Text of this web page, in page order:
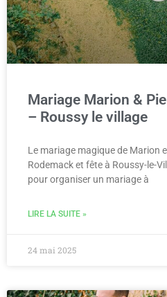
Mariage Marion &
– Roussy le village
Le mariage magique de Marion
Rodemack et fête à Roussy-le-
pour organiser un mariage à
LIRE LA SUITE »
24 mai 2025